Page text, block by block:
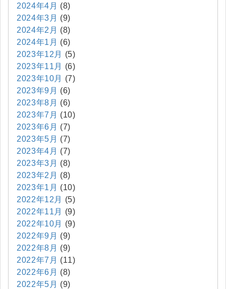
2024年4月 (8)
2024年3月 (9)
2024年2月 (8)
2024年1月 (6)
2023年12月
(5)
2023年11月
(6)
2023年10月
(7)
2023年9月 (6)
2023年8月 (6)
2023年7月 (10)
2023年6月 (7)
2023年5月 (7)
2023年4月 (7)
2023年3月 (8)
2023年2月 (8)
2023年1月 (10)
2022年12月
(5)
2022年11月
(9)
2022年10月
(9)
2022年9月 (9)
2022年8月 (9)
2022年7月 (11)
2022年6月 (8)
2022年5月 (9)